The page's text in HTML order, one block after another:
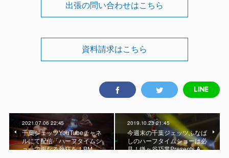
出張の問い合わせはこちら
資料請求はこちら
2021.07.06 22:45
千葉ジェッツYouTubeチャネ
ルにて配信「ハーフタイムシ
ョーで更なる熱狂を！BM…
2019.10.23 21:45
今週末の千葉ジェッツふなば
しのハーフタイムショーは必
見！鎌ヶ谷巧業Presents A…